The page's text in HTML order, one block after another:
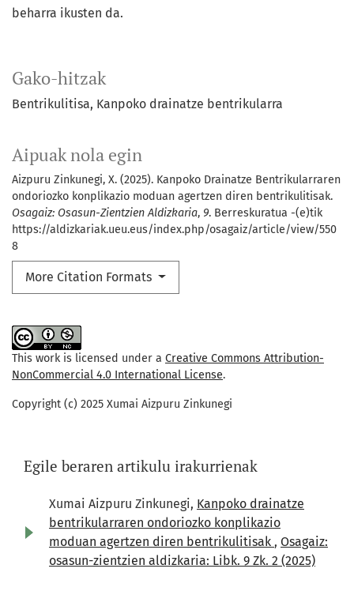
Gako-hitzak
Bentrikulitisa Kanpoko drainatze bentrikularra
Aipuak nola egin
Aizpuru Zinkunegi, X. (2025). Kanpoko Drainatze Bentrikularraren
ondoriozko konplikazio moduan agertzen diren bentrikulitisak.
Osagaiz: Osasun-Zientzien Aldizkaria, 9. Berreskuratua -(e)tik
https://aldizkariak.ueu.eus/index.php/osagaiz/article/view/550
8
More Citation Formats
beharra ikusten da.
This work is licensed under a Creative Commons Attribution-
NonCommercial 4.0 International License.
Copyright (c) 2025 Xumai Aizpuru Zinkunegi
Egile beraren artikulu irakurrienak
Xumai Aizpuru Zinkunegi, Kanpoko drainatze
bentrikularraren ondoriozko konplikazio
moduan agertzen diren bentrikulitisak , Osagaiz:
osasun-zientzien aldizkaria: Libk. 9 Zk. 2 (2025)